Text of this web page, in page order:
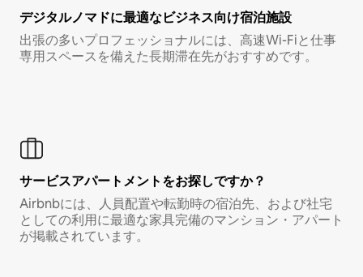
デジタルノマド⁠に最⁠適⁠なビ⁠ジ⁠ネ⁠ス⁠向⁠け宿⁠泊⁠施⁠設
出張の多いプロフェッショナルには、高速Wi-Fiと仕事
専用スペースを備えた長期滞在先がおすすめです。
サービスアパートメントをお探しですか？
Airbnbには、人員配置や転勤時の宿泊先、および社宅
としての利用に最適な家具完備のマンション・アパート
が掲載されています。